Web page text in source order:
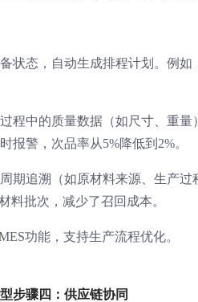
状态，自动生成排程计划。例
程中的质量数据（如尺寸、重
报警，次品率从5%降低到2%。
期追溯（如原材料来源、生产
料批次，减少了召回成本。
功能，支持生产流程优化。
步骤四：供应链协同